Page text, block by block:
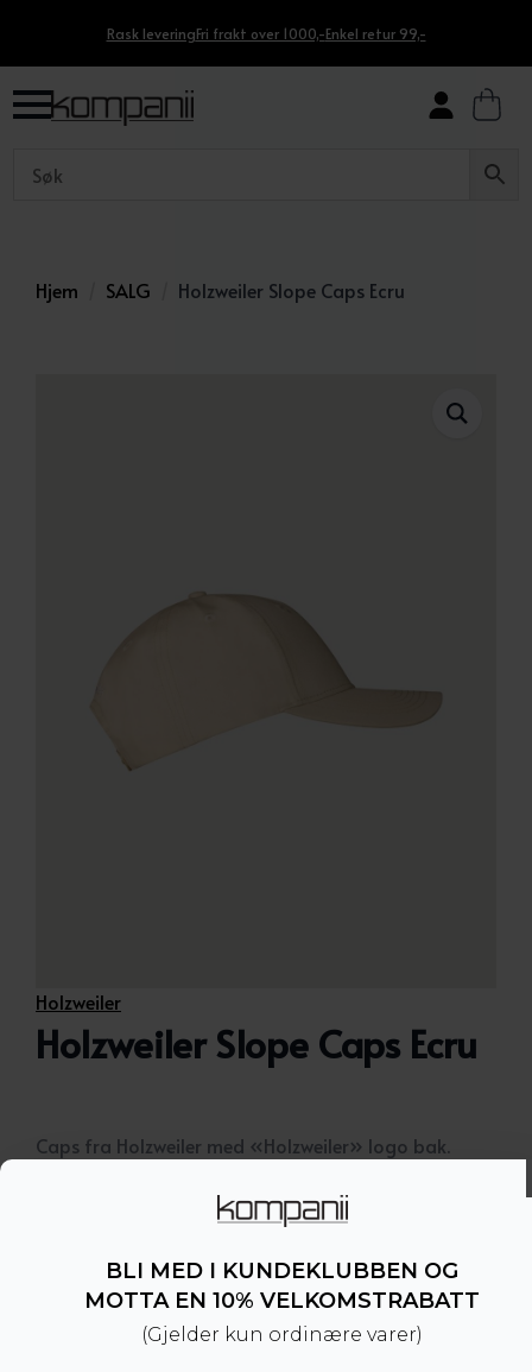
Rask leveringFri frakt over 1000,-Enkel retur 99,-
Hjem SALG Holzweiler Slope Caps Ecru
Holzweiler
Holzweiler Slope Caps Ecru
Caps fra Holzweiler med «Holzweiler» logo bak.
– «Holzweiler» logo bak
– Produsert i Kina
Dette produktet er for tiden utsolgt og
BLI MED I KUNDEKLUBBEN OG
MOTTA EN 10% VELKOMSTRABATT
(Gjelder kun ordinære varer)